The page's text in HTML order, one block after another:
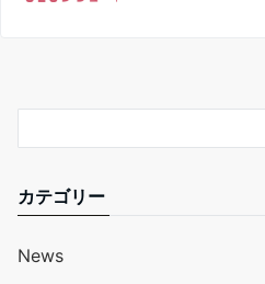
カテゴリー
News